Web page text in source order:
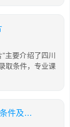
主要介绍了四川
取条件，专业课
成都市职业技术学院(医护分院)学校宿舍条件及图片